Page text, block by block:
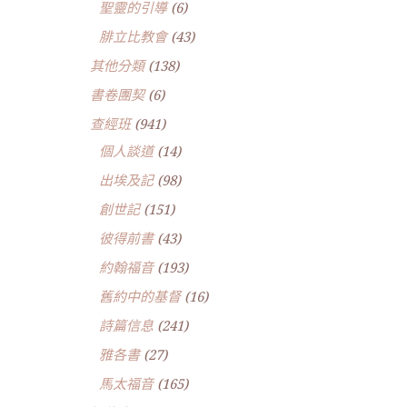
聖靈的引導(6)
腓立比教會(43)
其他分類(138)
書卷團契(6)
查經班(941)
個人談道(14)
出埃及記(98)
創世記(151)
彼得前書(43)
約翰福音(193)
舊約中的基督(16)
詩篇信息(241)
雅各書(27)
馬太福音(165)